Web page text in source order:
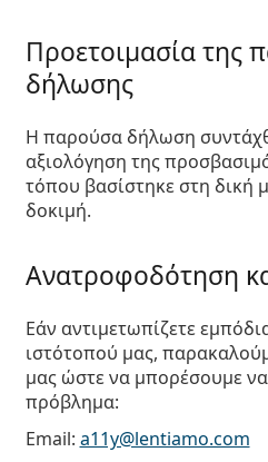
Προετοιμασία της
δήλωσης
Η παρούσα δήλωση
αξιολόγηση της
τόπου βασίστηκε στη δική
δοκιμή.
Ανατροφοδότηση
Εάν αντιμετωπίζετε
ιστότοπού μας,
μας ώστε να μπορέσουμε
πρόβλημα:
Email: a11y@lentiamo.com